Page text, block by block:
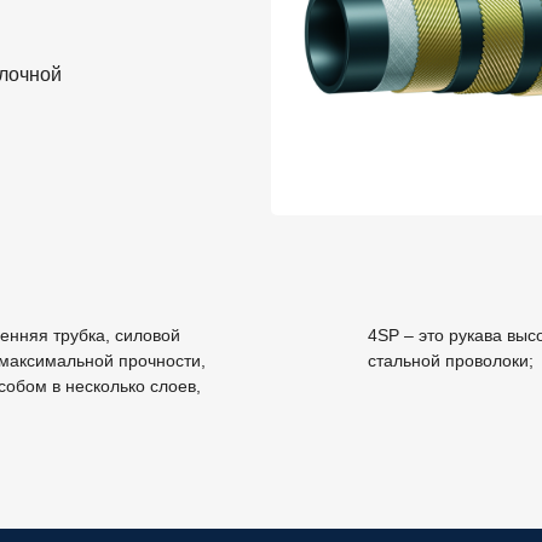
трубка, силовой
прочности,
в несколько слоев,
4SP – это рукава
стальной проволоки;